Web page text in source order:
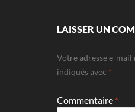
LAISSER UN
Votre adresse e-mail
indiqués avec *
Commentaire *